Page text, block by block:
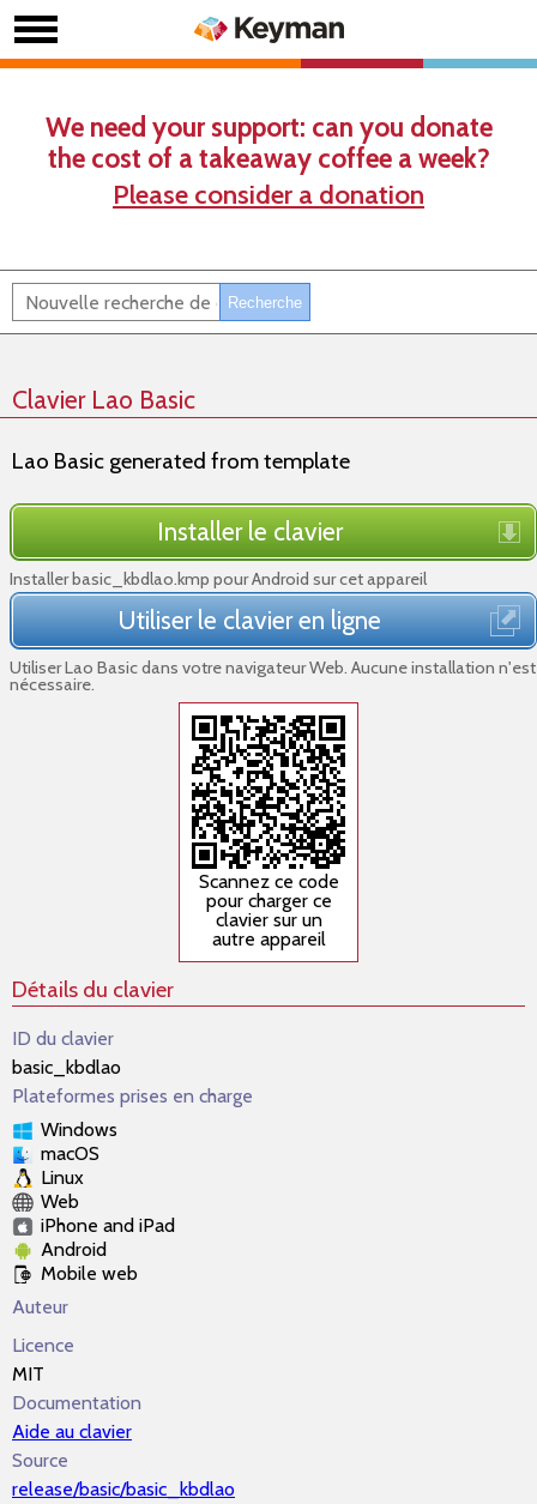
We need your support: can you donate
the cost of a takeaway coffee a week?
Please consider a donation
Clavier Lao Basic
Lao Basic generated from template
Installer le clavier
Installer basic_kbdlao.kmp pour Android sur cet appareil
Utiliser le clavier en ligne
Utiliser Lao Basic dans votre navigateur Web. Aucune installation n'est
nécessaire.
Scannez ce code
pour charger ce
clavier sur un
autre appareil
Détails du clavier
ID du clavier
basic_kbdlao
Plateformes prises en charge
Windows
macOS
Linux
Web
iPhone and iPad
Android
Mobile web
Auteur
Licence
MIT
Documentation
Aide au clavier
Source
release/basic/basic_kbdlao